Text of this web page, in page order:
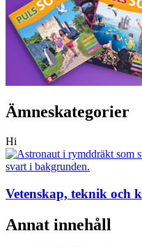
Ämneskategorier
Hi
Vetenskap, teknik och
Annat innehåll